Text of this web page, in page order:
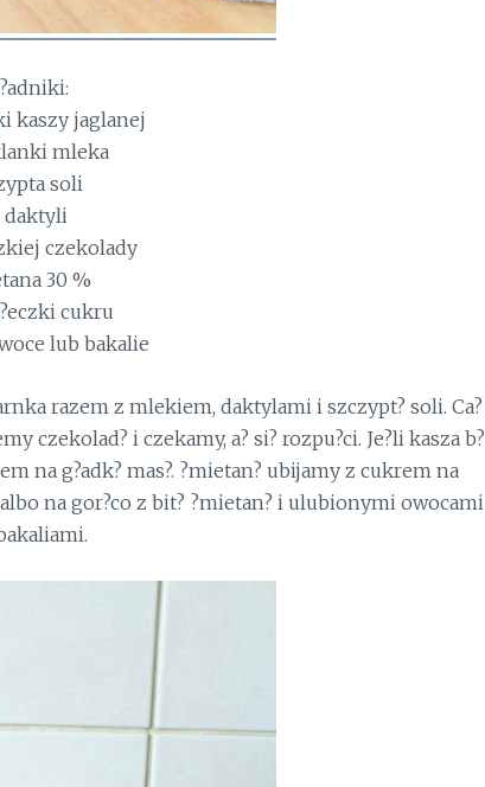
kaszy jaglanej
mleka
soli
daktyli
czekolady
30 %
cukru
lub bakalie
razem z mlekiem, daktylami i szczypt? soli. Ca?
czekolad? i czekamy, a? si? rozpu?ci. Je?li kasza b?
na g?adk? mas?. ?mietan? ubijamy z cukrem na
na gor?co z bit? ?mietan? i ulubionymi owocami